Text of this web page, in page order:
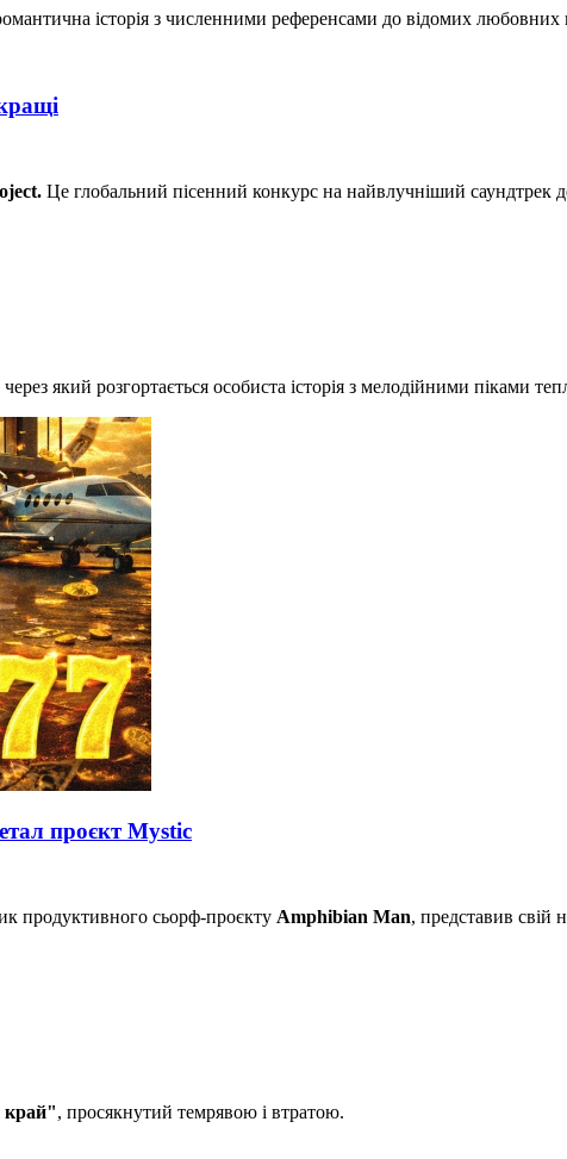
історія з численними референсами до відомих любовних
Це глобальний пісенний конкурс на найвлучніший саундтрек
який розгортається особиста історія з мелодійними піками
проєкт Mystic
продуктивного сьорф-проєкту Amphibian Man, представив свій
, просякнутий темрявою і втратою.